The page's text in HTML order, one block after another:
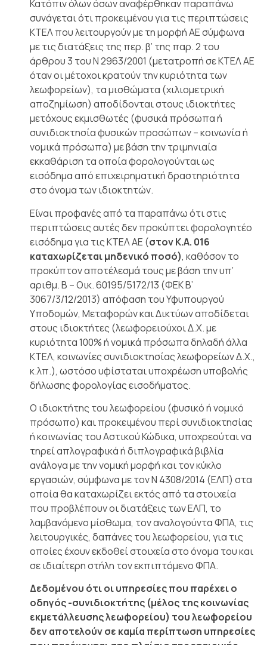
Κατόπιν όλων όσων αναφέρθηκαν παραπάνω
συνάγεται ότι προκειμένου για τις περιπτώσεις
ΚΤΕΛ που λειτουργούν με τη μορφή ΑΕ σύμφωνα
με τις διατάξεις της περ. β’ της παρ. 2 του
άρθρου 3 του Ν 2963/2001 (μετατροπή σε ΚΤΕΛ ΑΕ
όταν οι μέτοχοι κρατούν την κυριότητα των
λεωφορείων), τα μισθώματα (χιλιομετρική
αποζημίωση) αποδίδονται στους ιδιοκτήτες
μετόχους εκμισθωτές (φυσικά πρόσωπα ή
συνιδιοκτησία φυσικών προσώπων – κοινωνία ή
νομικά πρόσωπα) με βάση την τριμηνιαία
εκκαθάριση τα οποία φορολογούνται ως
εισόδημα από επιχειρηματική δραστηριότητα
στο όνομα των ιδιοκτητών.
Είναι προφανές από τα παραπάνω ότι στις
περιπτώσεις αυτές δεν προκύπτει φορολογητέο
εισόδημα για τις ΚΤΕΛ ΑΕ (στον Κ.Α. 016
καταχωρίζεται μηδενικό ποσό), καθόσον το
προκύπτον αποτέλεσμά τους με βάση την υπ’
αριθμ. Β – Οικ. 60195/5172/13 (ΦΕΚ Β’
3067/3/12/2013) απόφαση του Υφυπουργού
Υποδομών, Μεταφορών και Δικτύων αποδίδεται
στους ιδιοκτήτες (λεωφορειούχοι Δ.Χ. με
κυριότητα 100% ή νομικά πρόσωπα δηλαδή άλλα
ΚΤΕΛ, κοινωνίες συνιδιοκτησίας λεωφορείων Δ.Χ.,
κ.λπ.), ωστόσο υφίσταται υποχρέωση υποβολής
δήλωσης φορολογίας εισοδήματος.
Ο ιδιοκτήτης του λεωφορείου (φυσικό ή νομικό
πρόσωπο) και προκειμένου περί συνιδιοκτησίας
ή κοινωνίας του Αστικού Κώδικα, υποχρεούται να
τηρεί απλογραφικά ή διπλογραφικά βιβλία
ανάλογα με την νομική μορφή και τον κύκλο
εργασιών, σύμφωνα με τον Ν 4308/2014 (ΕΛΠ) στα
οποία θα καταχωρίζει εκτός από τα στοιχεία
που προβλέπουν οι διατάξεις των ΕΛΠ, το
λαμβανόμενο μίσθωμα, τον αναλογούντα ΦΠΑ, τις
λειτουργικές, δαπάνες του λεωφορείου, για τις
οποίες έχουν εκδοθεί στοιχεία στο όνομα του και
σε ιδιαίτερη στήλη τον εκπιπτόμενο ΦΠΑ.
Δεδομένου ότι οι υπηρεσίες που παρέχει ο
οδηγός -συνιδιοκτήτης (μέλος της κοινωνίας
εκμετάλλευσης λεωφορείου) του λεωφορείου
δεν αποτελούν σε καμία περίπτωση υπηρεσίες